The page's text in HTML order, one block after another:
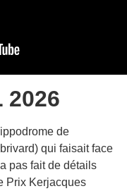
2026
de
qui faisait face
pas fait de détails
Prix Kerjacques